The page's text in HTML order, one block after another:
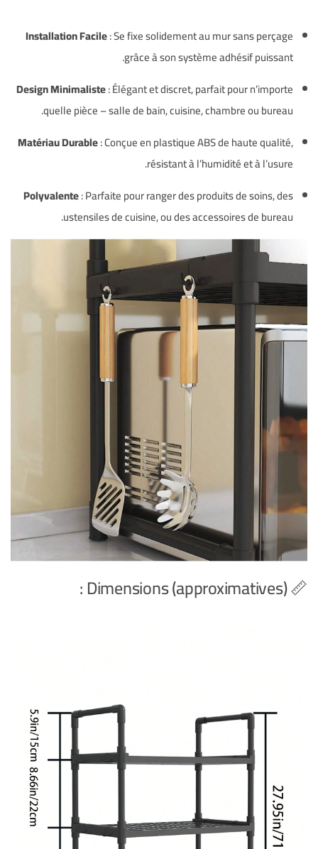
Installation Facile: Se fixe solidement au mur sans perçage
grâce à son système adhésif puissant.
Design Minimaliste: Élégant et discret, parfait pour n’importe
quelle pièce – salle de bain, cuisine, chambre ou bureau.
Matériau Durable: Conçue en plastique ABS de haute qualité,
résistant à l’humidité et à l’usure.
Polyvalente: Parfaite pour ranger des produits de soins, des
ustensiles de cuisine, ou des accessoires de bureau.
📏 Dimensions (approximatives) :